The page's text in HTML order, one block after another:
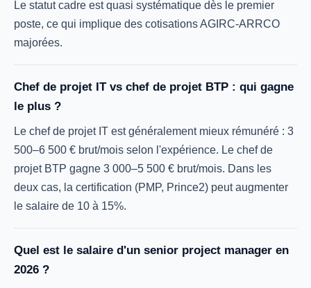
Le statut cadre est quasi systématique dès le premier
poste, ce qui implique des cotisations AGIRC-ARRCO
majorées.
Chef de projet IT vs chef de projet BTP : qui gagne
le plus ?
Le chef de projet IT est généralement mieux rémunéré : 3
500–6 500 € brut/mois selon l'expérience. Le chef de
projet BTP gagne 3 000–5 500 € brut/mois. Dans les
deux cas, la certification (PMP, Prince2) peut augmenter
le salaire de 10 à 15%.
Quel est le salaire d'un senior project manager en
2026 ?